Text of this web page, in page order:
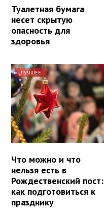
Туалетная бумага
несет скрытую
опасность для
здоровья
ЛУЧШЕЕ
Что можно и что
нельзя есть в
Рождественский пост:
как подготовиться к
празднику